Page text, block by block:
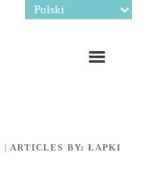
| ARTICLES BY: ŁAPKI